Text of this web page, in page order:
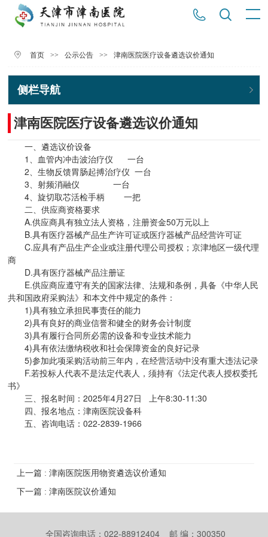
首页 >> 公示公告 >> 津南医院医疗设备遴选议价通知
侧栏导航
津南医院医疗设备遴选议价通知
一、遴选议价设备
1、血管内冲击波治疗仪 一台
2、生物反馈胃肠起搏治疗仪 一台
3、射频消融仪 一台
4、旋切取芯活检手柄 一把
二、供应商资格要求
A.供应商具有独立法人资格，注册资金50万元以上
B.具有医疗器械产品生产许可证或医疗器械产品经营许可证
C.应具有产品生产企业或注册代理公司授权；京津地区一级代理
商
D.具有医疗器械产品注册证
E.供应商应遵守有关的国家法律、法规和条例，具备《中华人民
共和国政府采购法》和本文件中规定的条件：
1)具有独立承担民事责任的能力
2)具有良好的商业信誉和健全的财务会计制度
3)具有履行合同所必需的设备和专业技术能力
4)具有依法缴纳税收和社会保障资金的良好记录
5)参加此项采购活动前三年内，在经营活动中没有重大违法记录
F.若投标人代表不是法定代表人，须持有《法定代表人授权委托
书》
三、报名时间：2025年4月27日 上午8:30-11:30
四、报名地点：津南医院设备科
五、咨询电话：022-2839-1966
上一篇 : 津南医院医用物资遴选议价通知
下一篇 : 津南医院议价通知
全国咨询电话：022-88912404 邮 编：300350